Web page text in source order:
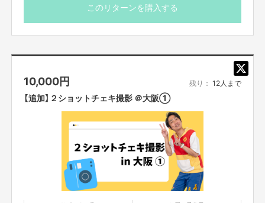
・ニックネームは1つのみです。
・本名、企業名・団体名、メッセージが含んでいる、もし
くは未記載の場合、掲載は無しとさせていただきます。
・ニックネームであっても、公序良俗に欠ける不適切な表
現とプランナーが判断した場合、掲載は無しとさせていた
このリターンを購入する
10,000円 残り： 12人まで
【追加】２ショットチェキ撮影 ＠大阪①